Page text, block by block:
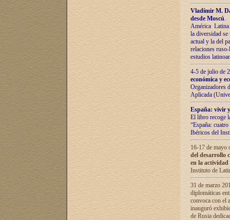
Vladímir М.
desde Moscú.
América Latina
la diversidad
actual у lа del
relaciones
estudios
4-5 de julio de
económica y
Organizadores
Aplicada
España: vivir
El libro recoge
“España:
Ibéricos del
16-17 de mayo
del desarrollo
en la
Instituto de
31 de marzo
diplomáticas
convoca con el
inauguró
de Rusia